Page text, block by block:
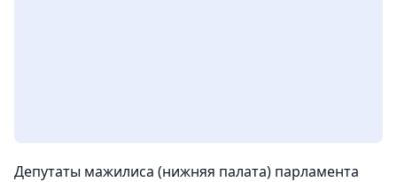
Депутаты мажилиса (нижняя палата) парламента